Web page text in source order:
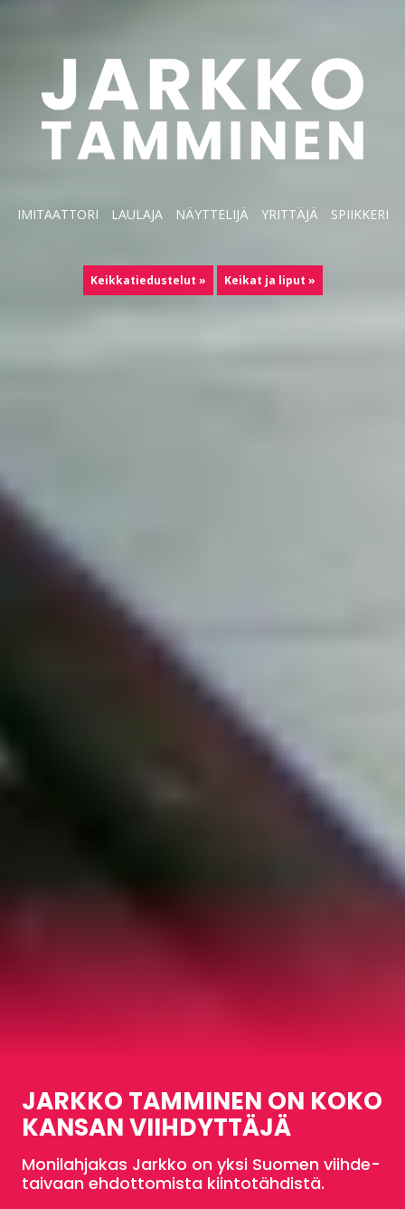
IMITAATTORI LAULAJA NÄYTTELIJÄ YRITTÄJÄ SPIIKKERI
Keikkatiedustelut » Keikat ja liput »
JARKKO TAM­MINEN ON KOKO
KANSAN VIIH­DYTTÄJÄ
Monilahjakas Jarkko on yksi Suomen viihde­
taivaan ehdottomista kiinto­tähdistä.